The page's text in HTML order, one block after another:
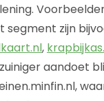
segment zijn
,
aandoet